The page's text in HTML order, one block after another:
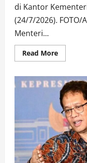
di Kantor
(24/7/2026). FOTO/
Menteri...
Read MoreRead
more
Sebut
Bansos
lewat
Kopdes
Arahan
Prabowo